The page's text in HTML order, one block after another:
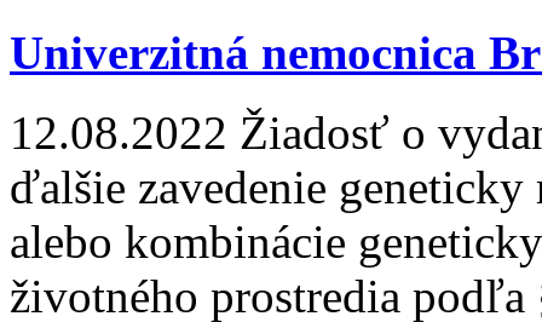
Univerzitná nemocnica
12.08.2022 Žiadosť o
ďalšie zavedenie
alebo kombinácie
životného prostredia podľa